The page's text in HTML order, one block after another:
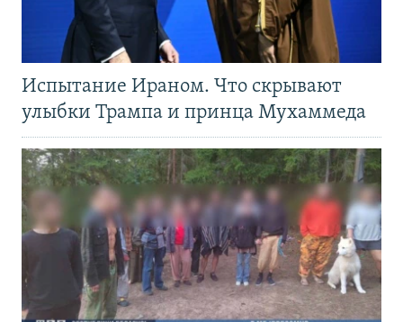
Испытание Ираном. Что скрывают
улыбки Трампа и принца Мухаммеда